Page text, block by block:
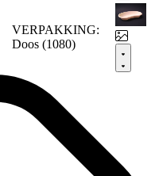
VERPAKKING:
Doos (1080)